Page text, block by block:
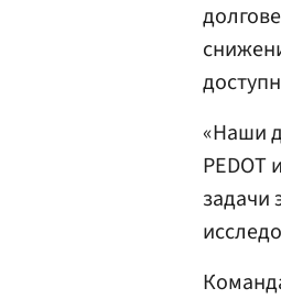
«Наши
PEDOT
задачи